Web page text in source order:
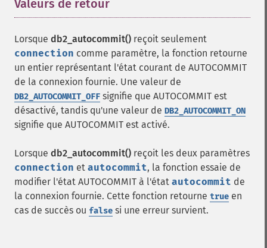
Valeurs de retour
Lorsque db2_autocommit() reçoit seulement
connection comme paramètre, la fonction retourne
un entier représentant l'état courant de AUTOCOMMIT
de la connexion fournie. Une valeur de
DB2_AUTOCOMMIT_OFF signifie que AUTOCOMMIT est
désactivé, tandis qu'une valeur de DB2_AUTOCOMMIT_ON
signifie que AUTOCOMMIT est activé.
Lorsque db2_autocommit() reçoit les deux paramètres
connection et autocommit, la fonction essaie de
modifier l'état AUTOCOMMIT à l'état autocommit de
la connexion fournie. Cette fonction retourne true en
cas de succès ou false si une erreur survient.